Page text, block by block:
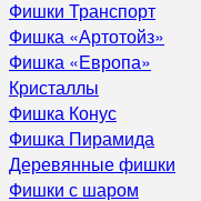
Фишки Транспорт
Фишка «Артотойз»
Фишка «Европа»
Кристаллы
Фишка Конус
Фишка Пирамида
Деревянные фишки
Фишки с шаром